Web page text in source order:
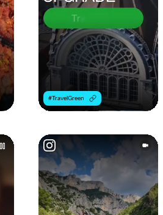
#TravelGreen